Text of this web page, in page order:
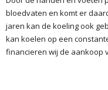
bloedvaten en komt er
jaren kan de koeling ook
kan koelen op een
financieren wij de aankoop